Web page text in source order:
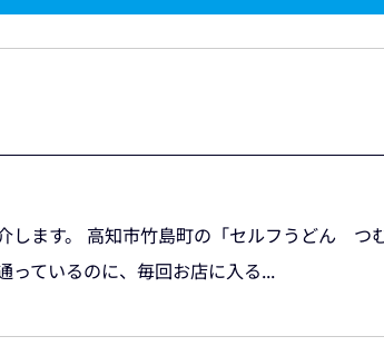
します。 高知市竹島町の「セルフうどん つ
っているのに、毎回お店に入る...